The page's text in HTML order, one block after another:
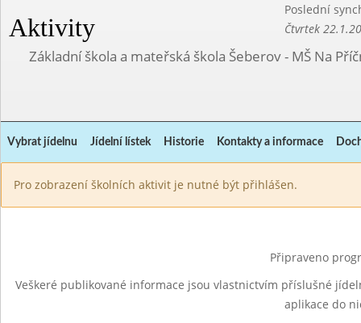
Aktivity
Poslední
Čtvrtek
Základní škola a mateřská škola Šeberov - MŠ Na
Vybrat jídelnu Jídelní lístek Historie Kontakty a informace
Pro zobrazení školních aktivit je nutné být přihlášen.
Připraveno
Veškeré publikované informace jsou vlastnictvím příslušné
aplikace do